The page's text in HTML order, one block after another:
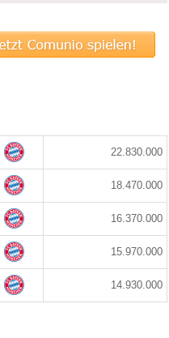
22.830.000
18.470.000
16.370.000
15.970.000
14.930.000